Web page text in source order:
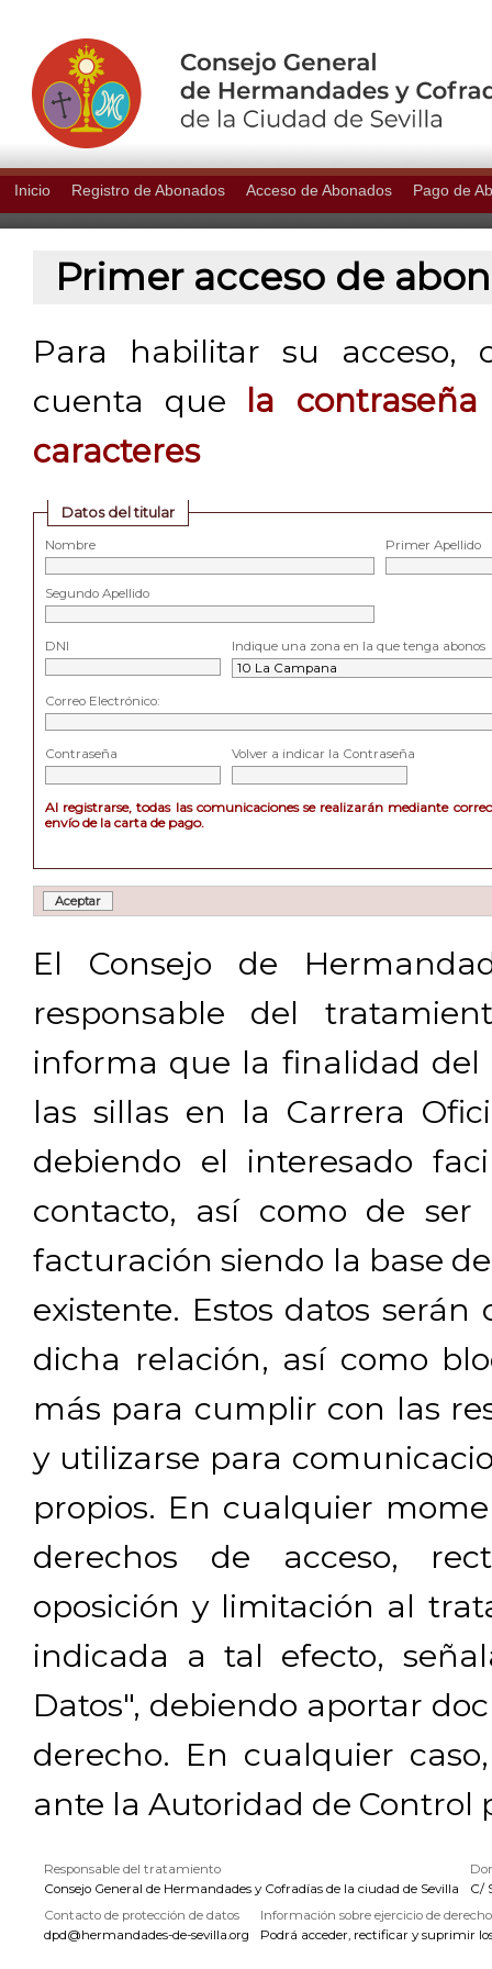
Inicio Registro de Abonados Acceso de Abonados Pago de
Primer acceso de
Para habilitar su acceso,
cuenta que
la
caracteres
Datos del titular
Nombre Primer Apellido
Segundo Apellido
DNI Indique una zona en la que tenga abonos
Correo Electrónico:
Contraseña Volver a indicar la Contraseña
Al registrarse, todas las comunicaciones se realizarán mediante
envío de la carta de pago.
El Consejo de
responsable del
informa que la finalidad del
las sillas en la Carrera
debiendo el interesado
contacto, así como de ser
facturación siendo la base
existente. Estos datos
dicha relación, así como
más para cumplir con las
y utilizarse para
propios. En cualquier
derechos de acceso,
oposición y limitación al
indicada a tal efecto,
Datos", debiendo aportar
derecho. En cualquier
ante la Autoridad de Control
Responsable del tratamiento
Consejo General de Hermandades y Cofradías de la ciudad de Sevilla
C/
Contacto de protección de datos
dpd@hermandades-de-sevilla.org
Información sobre ejercicio de
Podrá acceder, rectificar y suprimir